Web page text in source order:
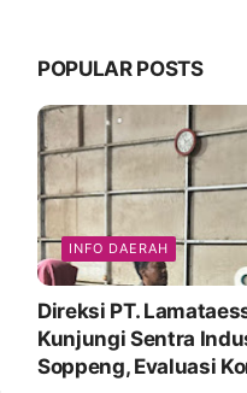
POPULAR POSTS
INFO DAERAH
Direksi PT.
Kunjungi Sentra
Soppeng, Evaluasi